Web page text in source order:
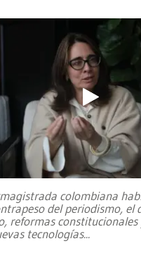
colombiana
del periodismo, el
reformas constitucionales
tecnologías...